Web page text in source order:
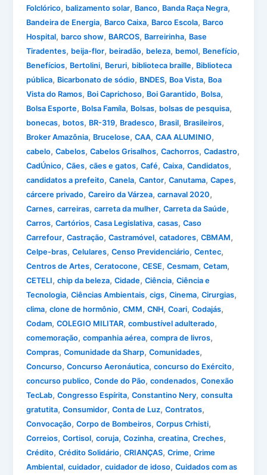
Folclórico, balizamento solar, Banco, Banda Raça Negra,
Bandeira de Energia, Barco Caixa, Barco Escola, Barco
Hospital, barco show, BARCOS, Barreirinha, Base
Tiradentes, beija-flor, beiradão, beleza, bemol, Benefício,
Benefícios, Bertolini, Beruri, biblioteca braille, Biblioteca
pública, Bicarbonato de sódio, BNDES, Boa Vista, Boa
Vista do Ramos, Boi Caprichoso, Boi Garantido, Bolsa,
Bolsa Esporte, Bolsa Famíla, Bolsas, bolsas de pesquisa,
bonecas, botos, BR-319, Bradesco, Brasil, Brasileiros,
Broker Amazônia, Brucelose,CAA,CAA ALUMINIO,
cabelo,Cabelos,Cabelos Grisalhos,Cachorros,Cadastro,
CadÚnico,Cães,cães e gatos,Café,Caixa,Candidatos,
candidatos a prefeito,Canela,Cantor,Canutama,Capes,
cárcere privado,Careiro da Várzea,carnaval 2020,
Carnes,carreiras,carreta da mulher,Carreta da Saúde,
Carros,Cartórios,Casa Legislativa,casas,Caso
Carrefour,Castração,Castramóvel,catadores,CBMAM,
Celpe-bras,Celulares,Censo Previdenciário,Centec,
Centros de Artes,Ceratocone,CESE,Cesmam,Cetam,
CETELI,chip da beleza,Cidade,Ciência,Ciência e
Tecnologia,Ciências Ambientais,cigs,Cinema,Cirurgias,
clima,clone de hormônio,CMM,CNH,Coari,Codajás,
Codam,COLEGIO MILITAR,combustível adulterado,
comemoração,companhia aérea,compra de livros,
Compras,Comunidade da Sharp,Comunidades,
Concurso,Concurso Aeronáutica,concurso do Exército,
concurso publico,Conde do Pão,condenados,Conexão
TecLab,Congresso Espírita,Constantino Nery,consulta
gratutita,Consumidor,Conta de Luz,Contratos,
Convocação,Corpo de Bombeiros,Corpus Crhisti,
Correios,Cortisol,coruja,Cozinha,creatina,Creches,
Crédito,Crédito Solidário,CRIANÇAS,Crime,Crime
Ambiental,cuidador,cuidador de idoso,Cuidados com as